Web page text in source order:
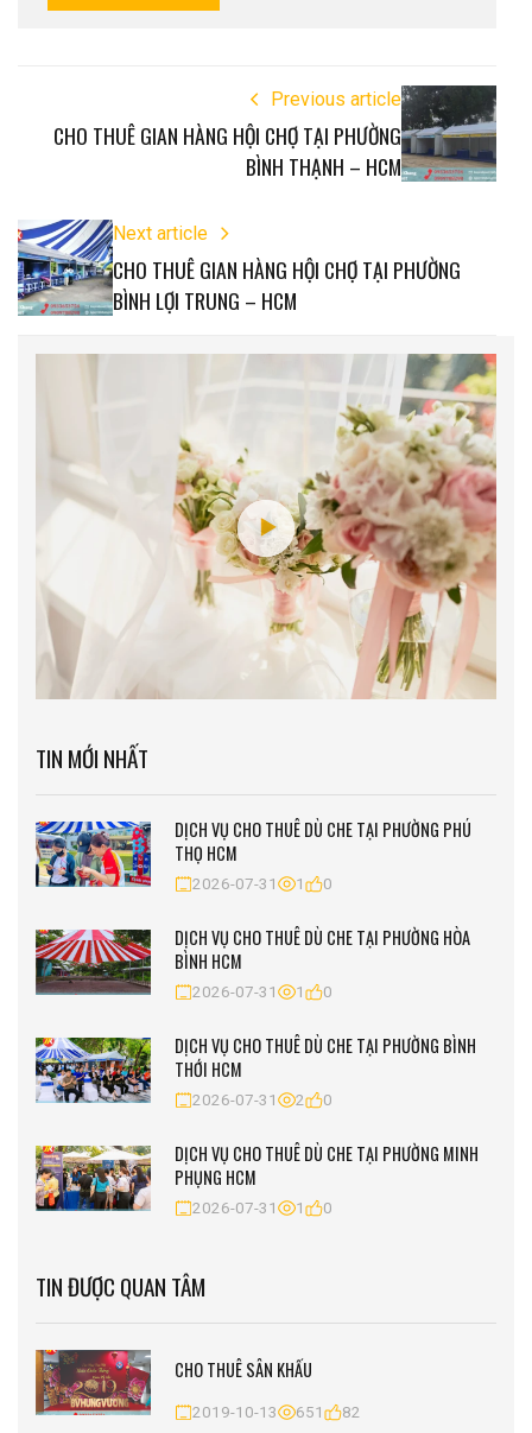
Previous article
CHO THUÊ GIAN HÀNG HỘI CHỢ TẠI PHƯỜNG
BÌNH THẠNH – HCM
Next article
CHO THUÊ GIAN HÀNG HỘI CHỢ TẠI PHƯỜNG
BÌNH LỢI TRUNG – HCM
TIN MỚI NHẤT
DỊCH VỤ CHO THUÊ DÙ CHE TẠI PHƯỜNG PHÚ
THỌ HCM
2026-07-31 1 0
DỊCH VỤ CHO THUÊ DÙ CHE TẠI PHƯỜNG HÒA
BÌNH HCM
2026-07-31 1 0
DỊCH VỤ CHO THUÊ DÙ CHE TẠI PHƯỜNG BÌNH
THỚI HCM
2026-07-31 2 0
DỊCH VỤ CHO THUÊ DÙ CHE TẠI PHƯỜNG MINH
PHỤNG HCM
2026-07-31 1 0
TIN ĐƯỢC QUAN TÂM
CHO THUÊ SÂN KHẤU
2019-10-13 651 82